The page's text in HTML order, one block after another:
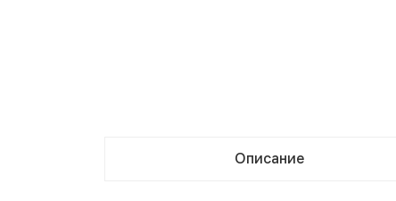
Описание